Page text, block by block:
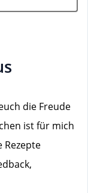
die Freude
ist für mich
Rezepte